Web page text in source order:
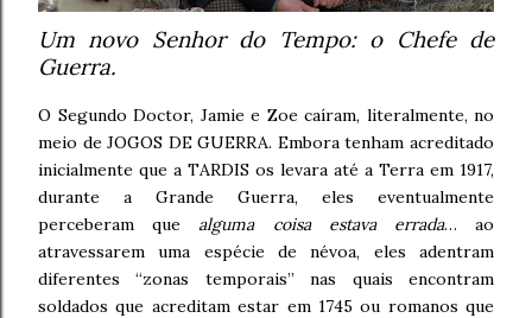
Um novo Senhor do Tempo: o Chefe de
Guerra.
O Segundo Doctor, Jamie e Zoe caíram, literalmente, no
meio de JOGOS DE GUERRA. Embora tenham acreditado
inicialmente que a TARDIS os levara até a Terra em 1917,
durante a Grande Guerra, eles eventualmente
perceberam quealguma coisa estava errada… ao
atravessarem uma espécie de névoa, eles adentram
diferentes “zonas temporais” nas quais encontram
soldados que acreditam estar em 1745 ou romanos que